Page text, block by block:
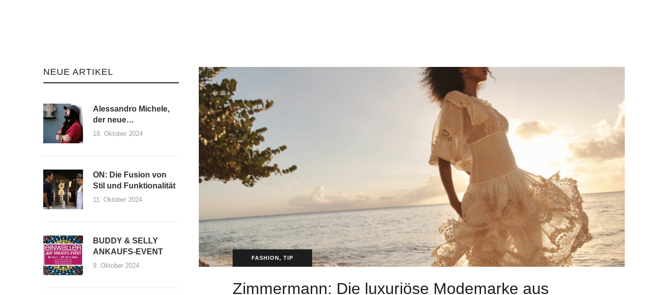
NEUE ARTIKEL
Alessandro Michele,
der neue
Kreativdirektor von
18. Oktober 2024
ON: Die Fusion von
Stil und Funktionalität
11. Oktober 2024
BUDDY & SELLY
ANKAUFS-EVENT
9. Oktober 2024
FASHION,TIP
Zimmermann: Die luxuriöse Modemarke aus